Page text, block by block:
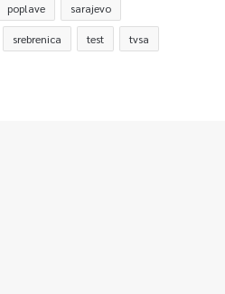
poplave sarajevo
srebrenica test tvsa